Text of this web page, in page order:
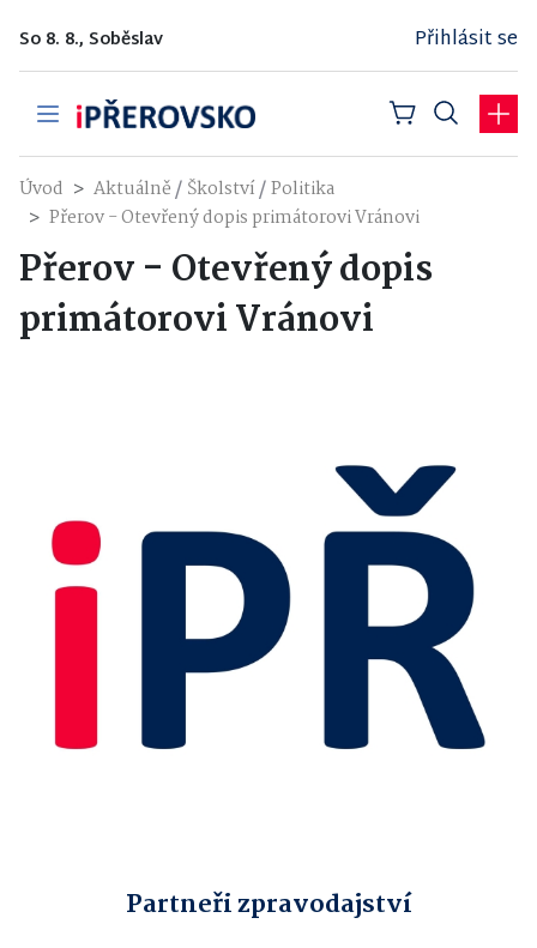
So 8. 8., Soběslav Přihlásit se
Úvod Aktuálně/ Školství/Politika
Přerov - Otevřený dopis primátorovi Vránovi
Přerov - Otevřený dopis
primátorovi Vránovi
Partneři zpravodajství